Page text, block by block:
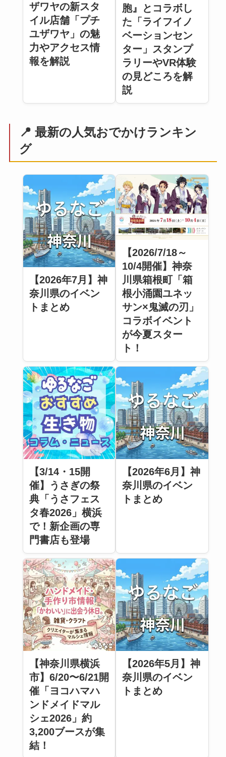
ザワヤの新スタ
イル店舗「プチ
ユザワヤ」の魅
力やアクセス情
報を解説
胞』とコラボし
た「ライフイノ
ベーションセン
ター」スタンプ
ラリーやVR体験
の見どころを解
説
📍 最新の人気おでかけランキン
グ
【2026年7月】神
奈川県のイベン
トまとめ
【2026/7/18～
10/4開催】神奈
川県箱根町「箱
根小涌園ユネッ
サン×鬼滅の刃」
コラボイベント
が今夏スター
ト！
【3/14・15開
催】うさぎの祭
典「うさフェス
タ春2026」横浜
で！新企画の専
門書店も登場
【2026年6月】神
奈川県のイベン
トまとめ
【神奈川県横浜
市】6/20〜6/21開
催「ヨコハマハ
ンドメイドマル
シェ2026」約
3,200ブースが集
結！
【2026年5月】神
奈川県のイベン
トまとめ